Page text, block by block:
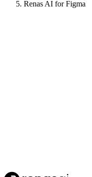
Renas AI for Figma